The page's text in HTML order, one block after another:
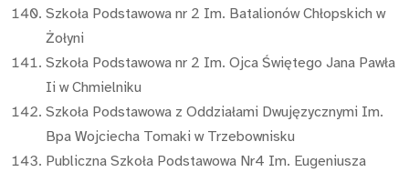
Szkoła Podstawowa nr 2 Im. Batalionów Chłopskich w
Żołyni
Szkoła Podstawowa nr 2 Im. Ojca Świętego Jana Pawła
Ii w Chmielniku
Szkoła Podstawowa z Oddziałami Dwujęzycznymi Im.
Bpa Wojciecha Tomaki w Trzebownisku
Publiczna Szkoła Podstawowa Nr4 Im. Eugeniusza